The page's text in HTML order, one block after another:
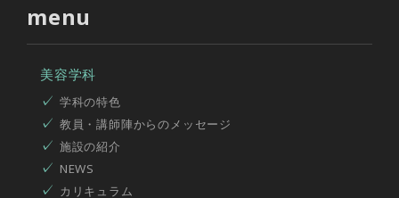
menu
美容学科
学科の特色
教員・講師陣からのメッセージ
施設の紹介
NEWS
カリキュラム